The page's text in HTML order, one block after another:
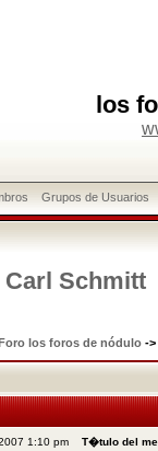
los
Grupos de Usuarios
Schmitt
los foros de nódulo ->
1:10 pm T�tulo del